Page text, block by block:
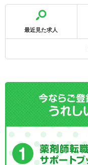
最近見た求人